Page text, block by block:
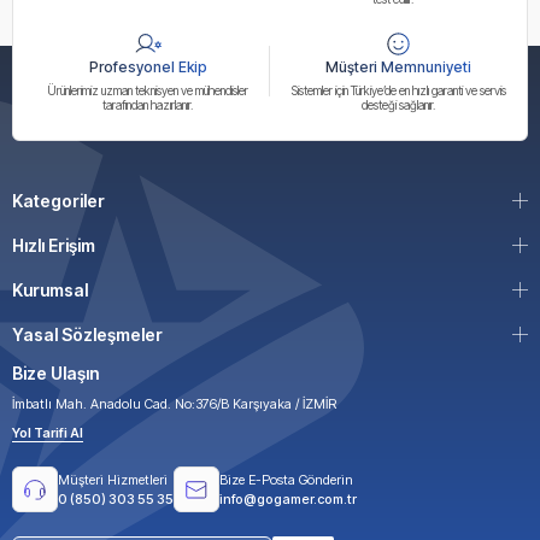
Profesyonel Ekip
Ürünlerimiz uzman teknisyen ve mühendisler
tarafından hazırlanır.
Müşteri Memnuniyeti
Sistemler için Türkiye’de en hızlı garanti ve servis
desteği sağlanır.
Kategoriler
Hızlı Erişim
Kurumsal
Yasal Sözleşmeler
Bize Ulaşın
İmbatlı Mah. Anadolu Cad. No:376/B Karşıyaka / İZMİR
Yol Tarifi Al
Müşteri Hizmetleri
0 (850) 303 55 35
Bize E-Posta Gönderin
info@gogamer.com.tr